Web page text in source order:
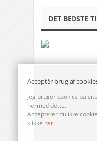
DET BEDSTE
Acceptér brug af
Jeg bruger cookies på
hermed dette.
Accepterer du ikke
klikke her.